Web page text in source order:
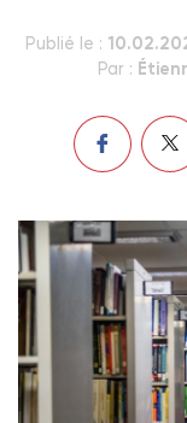
Publié le :
Par :